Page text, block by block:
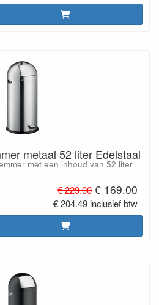
metaal 52 liter Edelstaal
met een inhoud van 52 liter
€ 229.00 € 169.00
€ 204.49 inclusief btw